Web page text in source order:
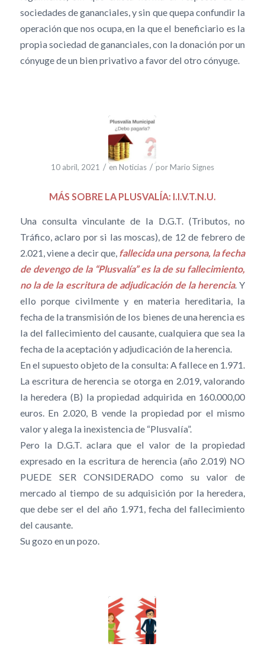
sociedades de gananciales, y sin que quepa confundir la
operación que nos ocupa, en la que el beneficiario es la
propia sociedad de gananciales, con la donación por un
cónyuge de un bien privativo a favor del otro cónyuge.
10 abril, 2021 / en Noticias / por Mario Signes
MÁS SOBRE LA PLUSVALÍA: I.I.V.T.N.U.
Una consulta vinculante de la D.G.T. (Tributos, no
Tráfico, aclaro por si las moscas), de 12 de febrero de
2.021, viene a decir que, fallecida una persona, la fecha
de devengo de la “Plusvalía” es la de su fallecimiento,
no la de la escritura de adjudicación de la herencia. Y
ello porque civilmente y en materia hereditaria, la
fecha de la transmisión de los bienes de una herencia es
la del fallecimiento del causante, cualquiera que sea la
fecha de la aceptación y adjudicación de la herencia.
En el supuesto objeto de la consulta: A fallece en 1.971.
La escritura de herencia se otorga en 2.019, valorando
la heredera (B) la propiedad adquirida en 160.000,00
euros. En 2.020, B vende la propiedad por el mismo
valor y alega la inexistencia de “Plusvalía”.
Pero la D.G.T. aclara que el valor de la propiedad
expresado en la escritura de herencia (año 2.019) NO
PUEDE SER CONSIDERADO como su valor de
mercado al tiempo de su adquisición por la heredera,
que debe ser el del año 1.971, fecha del fallecimiento
del causante.
Su gozo en un pozo.